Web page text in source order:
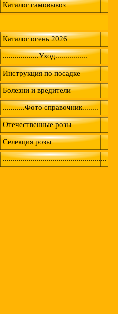
Каталог самовывоз
Каталог осень 2026
..................Уход................
Инструкция по посадке
Болезни и вредители
...........Фото справочник........
Отечественные розы
Селекция розы
....................................................